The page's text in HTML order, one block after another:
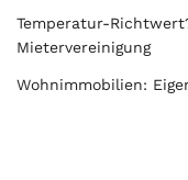
Temperatur-
Mietervereinigung
Wohnimmobilien: